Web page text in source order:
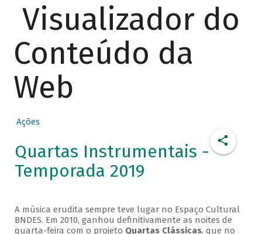
Visualizador do
Conteúdo da
Web
Ações
Quartas Instrumentais -
Temporada 2019
A música erudita sempre teve lugar no Espaço Cultural
BNDES. Em 2010, ganhou definitivamente as noites de
quarta-feira com o projeto Quartas Clássicas, que no